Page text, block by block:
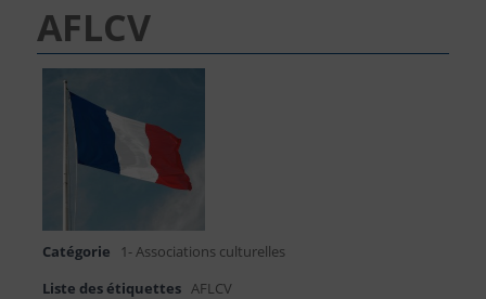
AFLCV
Catégorie
1- Associations culturelles
Liste des étiquettes AFLCV